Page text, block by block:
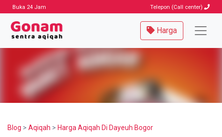
Buka 24 Jam Telepon (Call center)
Harga
Blog > Aqiqah > Harga Aqiqah Di Dayeuh Bogor